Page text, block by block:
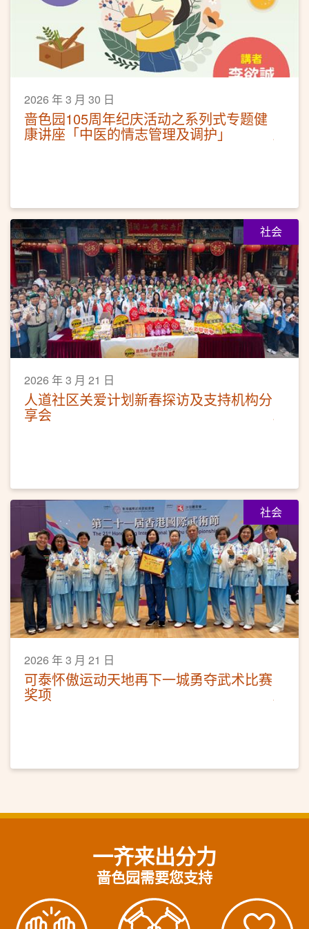
2026 年 3 月 30 日
啬色园105周年纪庆活动之系列式专题健
康讲座「中医的情志管理及调护」
社会
2026 年 3 月 21 日
人道社区关爱计划新春探访及支持机构分
享会
社会
2026 年 3 月 21 日
可泰怀傲运动天地再下一城勇夺武术比赛
奖项
一齐来出分力
啬色园需要您支持